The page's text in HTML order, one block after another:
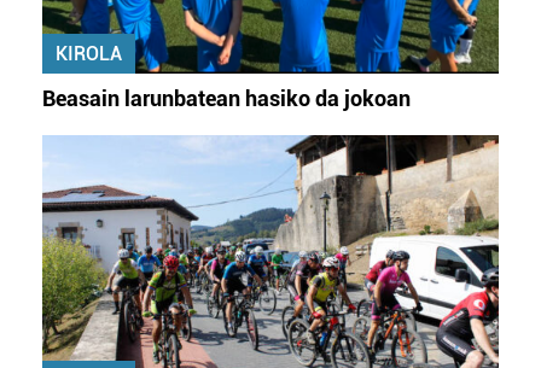
KIROLA
Beasain larunbatean hasiko da jokoan